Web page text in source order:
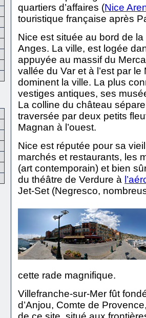
quartiers d’affaires (Nice
touristique française après
Nice est située au bord de
Anges. La ville, est logée
appuyée au massif du
vallée du Var et à l’est par
dominent la ville. La plus
vestiges antiques, ses
La colline du château
traversée par deux petits
Magnan à l’ouest.
Nice est réputée pour sa
marchés et restaurants, les
(art contemporain) et bien
du théâtre de Verdure à
Jet-Set (Negresco,
cette rade magnifique.
Villefranche-sur-Mer fût
d’Anjou, Comte de